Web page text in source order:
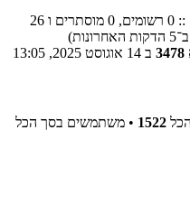
משתמשים מחוברים :: 0 רשומים, 0 מוסתרים ו 26
3478 ב 14 אוגוסט 2025, 13:05
1522 • משתמשים בסך הכל